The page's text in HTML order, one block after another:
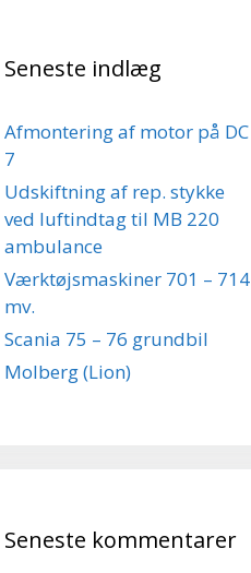
Seneste indlæg
Afmontering af motor på DC
7
Udskiftning af rep. stykke
ved luftindtag til MB 220
ambulance
Værktøjsmaskiner 701 – 714
mv.
Scania 75 – 76 grundbil
Molberg (Lion)
Seneste kommentarer